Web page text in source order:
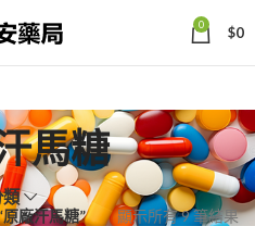
0 $0
馬糖
類
廠汗馬糖” 顯示所有 9 筆結果依